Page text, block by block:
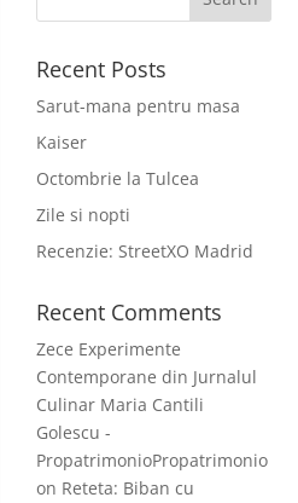
Recent Posts
Sarut-mana pentru masa
Kaiser
Octombrie la Tulcea
Zile si nopti
Recenzie: StreetXO Madrid
Recent Comments
Zece Experimente
Contemporane din Jurnalul
Culinar Maria Cantili
Golescu -
PropatrimonioPropatrimonio
on Reteta: Biban cu